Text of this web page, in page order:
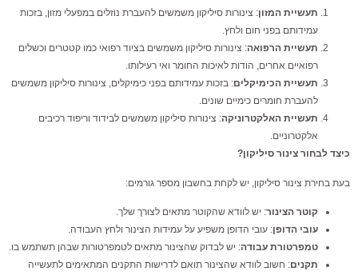
תעשיית המזון: צינורות סיליקון משמשים להעברת נוזלים במפעלי מזון, בזכות
עמידותם בפני חום ולחץ.
תעשיית הרפואה: צינורות סיליקון משמשים בציוד רפואי כמו קטטרים וכשלים
רפואיים אחרים, הודות לאיכות החומר ואי רעילותו.
תעשיית הכימיקלים: בזכות עמידותם בפני כימיקלים, צינורות סיליקון משמשים
להעברת חומרים כימיים שונים.
תעשיית האלקטרוניקה: צינורות סיליקון משמשים לבידוד וריפוד רכיבים
אלקטרוניים.
כיצד לבחור צינור סיליקון?
בעת בחירת צינור סיליקון, יש לקחת בחשבון מספר גורמים:
קוטר הצינור: יש לוודא שהקוטר מתאים לצורך שלך.
עובי הדופן: עובי הדופן משפיע על עמידות הצינור ולחץ העבודה.
טמפרטורת עבודה: יש לבדוק שהצינור מתאים לטמפרטורות שבהן תשתמש בו.
תקנים: חשוב לוודא שהצינור תואם לדרישות התקנים המתאימים לתעשייה